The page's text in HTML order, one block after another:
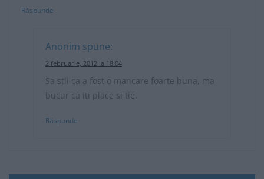
Răspunde
Anonim spune:
2 februarie, 2012 la 18:04
Sa stii ca a fost o mancare foarte buna, ma
bucur ca iti place si tie.
Răspunde